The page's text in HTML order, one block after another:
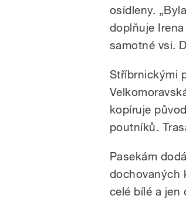
osídleny.
doplňuje
samotné vsi.
Stříbrnickými
kopíruje
poutníků.
Pasekám
dochovaných
celé bílé a jen